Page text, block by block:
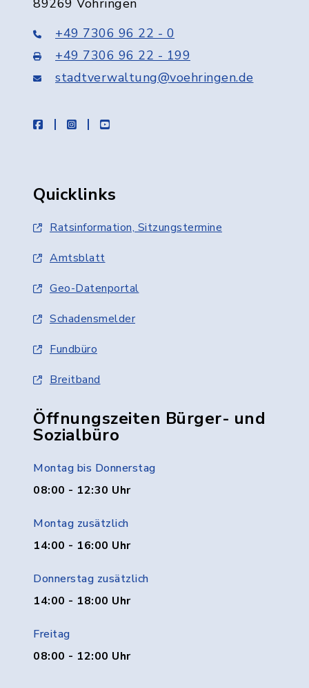
89269 Vöhringen
+49 7306 96 22 - 0
+49 7306 96 22 - 199
stadtverwaltung@voehringen.de
facebookinstagramyoutube
Quicklinks
Ratsinformation, Sitzungstermine
Amtsblatt
Geo-Datenportal
Schadensmelder
Fundbüro
Breitband
Öffnungszeiten Bürger- und
Sozialbüro
Montag bis Donnerstag
08:00 - 12:30 Uhr
Montag zusätzlich
14:00 - 16:00 Uhr
Donnerstag zusätzlich
14:00 - 18:00 Uhr
Freitag
08:00 - 12:00 Uhr